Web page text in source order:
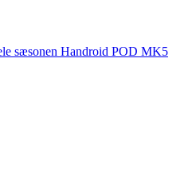
sæsonen Handroid POD MK5